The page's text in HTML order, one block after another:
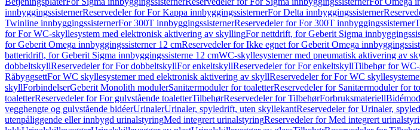
innbyggingssisternerReservedeler for For Kappa innbyggingssisternerFor Delta innbyggingssisterner
Twinline innbyggingssisternerFor 300T innbyggingssisternerReservedeler for For 300T innbyggingssisterner
for For WC-skyllesystem med elektronisk aktivering av skyllingFor nettdrift, for Geberit Sigma
for Geberit Omega innbyggingssisterner 12 cmReservedeler for Ikke egnet for Geberit Omega
batteridrift, for Geberit Sigma innbyggingssisterne 12 cmWC-skyllesystemer med pneumatisk aktivering av
dobbeltskyllReservedeler for For dobbeltskyllFor enkeltskyllReservedeler for For enkeltskyllTilbehør for
RåbyggsettFor WC skyllesystemer med elektronisk aktivering av skyllReservedeler for For WC
skyllForbindelserGeberit Monolith modulerSanitærmoduler for toaletterReservedeler for Sanitærmoduler for
toaletterReservedeler for For gulvstående toaletterTilbehørReservedeler for TilbehørForbruksmateriell
vegghengte og gulvstående bidéerUrinalerUrinaler, spyledrift, uten skyllekantReservedeler for Urinaler,
utenpåliggende eller innbygd urinalstyringMed integrert urinalstyringReservedeler for Med integrert